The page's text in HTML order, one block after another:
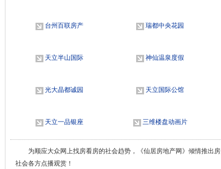
为顺应大众网上找房看房的社会趋势，《仙居房地产网》倾情推出
社会各方点播观赏！